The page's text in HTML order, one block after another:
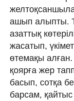
ашып алыпты.
азаттық
жасатып,
өтемақы алған.
қоярға жер
басып, сотқа
барсам, қайтыс